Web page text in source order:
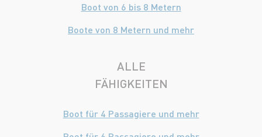
Boot von 6 bis 8 Metern
Boote von 8 Metern und mehr
ALLE
FÄHIGKEITEN
Boot für 4 Passagiere und mehr